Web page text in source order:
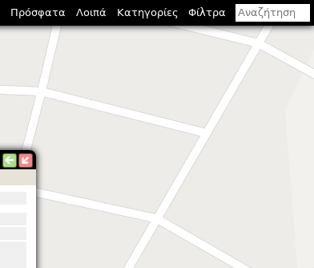
Πρόσφατα Λοιπά Κατηγορίες Φίλτρα